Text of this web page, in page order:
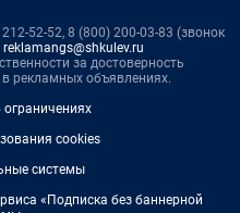
52-52, 8 (800) 200-03-83 (звонок
reklamangs@shkulev.ru
за достоверность
рекламных объявлениях.
cookies
системы
«Подписка без баннерной